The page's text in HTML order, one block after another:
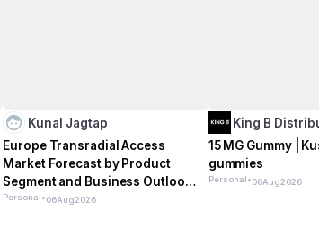
Kunal Jagtap
Europe Transradial Access
Market Forecast by Product
Segment and Business Outlook
2026–2033
Personal•06Aug2026
King B
15 MG Gummy |
gummies
Personal•06Aug2026